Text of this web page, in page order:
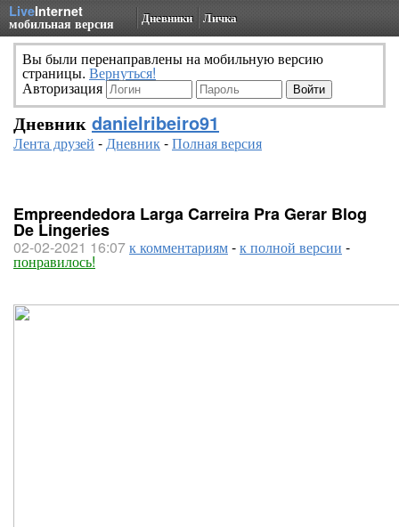
LiveInternet
мобильная версия Дневники Личка
Вы были перенаправлены на мобильную версию
страницы. Вернуться!
Авторизация
Дневник danielribeiro91
Лента друзей -Дневник-Полная версия
Empreendedora Larga Carreira Pra Gerar Blog
De Lingeries
02-02-2021 16:07к комментариям-к полной версии -
понравилось!